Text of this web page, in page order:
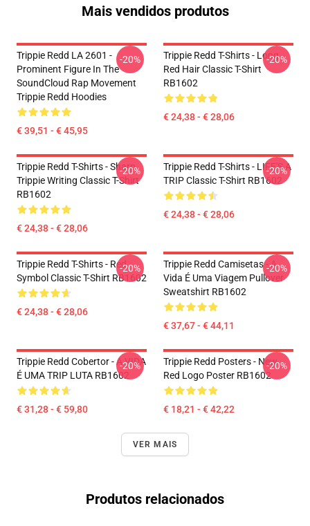
Mais vendidos produtos
Trippie Redd LA 2601 -
Prominent Figure In The
SoundCloud Rap Movement
Trippie Redd Hoodies
€ 39,51 - € 45,95
-20%
Trippie Redd T-Shirts - Long
Red Hair Classic T-Shirt
RB1602
€ 24,38 - € 28,06
-20%
Trippie Redd T-Shirts - Sharp
Trippie Writing Classic T-Shirt
RB1602
€ 24,38 - € 28,06
-20%
Trippie Redd T-Shirts - LIFE'S A
TRIP Classic T-Shirt RB1602
€ 24,38 - € 28,06
-20%
Trippie Redd T-Shirts - Red
Symbol Classic T-Shirt RB1602
€ 24,38 - € 28,06
-20%
Trippie Redd Camisetas - A
Vida É Uma Viagem Pullover
Sweatshirt RB1602
€ 37,67 - € 44,11
-20%
Trippie Redd Cobertor - A VIDA
É UMA TRIP LUTA RB1602
€ 31,28 - € 59,80
-20%
Trippie Redd Posters - New
Red Logo Poster RB1602
€ 18,21 - € 42,22
-20%
VER MAIS
Produtos relacionados